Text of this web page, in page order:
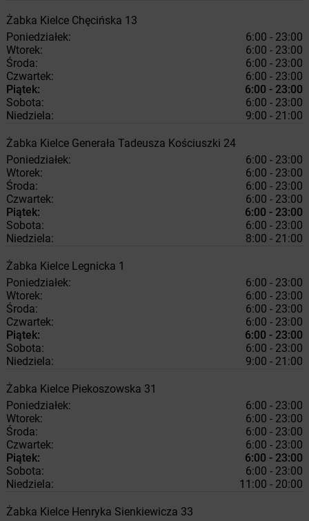
Żabka Kielce Chęcińska 13
Poniedziałek:
6:00 - 23:00
Wtorek:
6:00 - 23:00
Środa:
6:00 - 23:00
Czwartek:
6:00 - 23:00
Piątek:
6:00 - 23:00
Sobota:
6:00 - 23:00
Niedziela:
9:00 - 21:00
Żabka Kielce Generała Tadeusza Kościuszki 24
Poniedziałek:
6:00 - 23:00
Wtorek:
6:00 - 23:00
Środa:
6:00 - 23:00
Czwartek:
6:00 - 23:00
Piątek:
6:00 - 23:00
Sobota:
6:00 - 23:00
Niedziela:
8:00 - 21:00
Żabka Kielce Legnicka 1
Poniedziałek:
6:00 - 23:00
Wtorek:
6:00 - 23:00
Środa:
6:00 - 23:00
Czwartek:
6:00 - 23:00
Piątek:
6:00 - 23:00
Sobota:
6:00 - 23:00
Niedziela:
9:00 - 21:00
Żabka Kielce Piekoszowska 31
Poniedziałek:
6:00 - 23:00
Wtorek:
6:00 - 23:00
Środa:
6:00 - 23:00
Czwartek:
6:00 - 23:00
Piątek:
6:00 - 23:00
Sobota:
6:00 - 23:00
Niedziela:
11:00 - 20:00
Żabka Kielce Henryka Sienkiewicza 33